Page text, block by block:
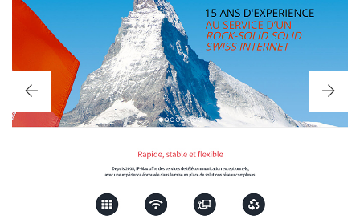
IP-MAX
DESIGN • WEB • PRINT